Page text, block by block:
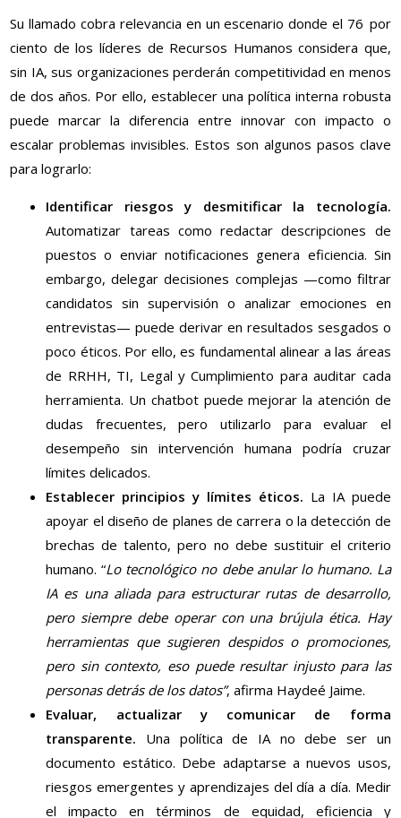
Su llamado cobra relevancia en un escenario donde el 76 por
ciento de los líderes de Recursos Humanos considera que,
sin IA, sus organizaciones perderán competitividad en menos
de dos años. Por ello, establecer una política interna robusta
puede marcar la diferencia entre innovar con impacto o
escalar problemas invisibles. Estos son algunos pasos clave
para lograrlo:
Identificar riesgos y desmitificar la tecnología.
Automatizar tareas como redactar descripciones de
puestos o enviar notificaciones genera eficiencia. Sin
embargo, delegar decisiones complejas —como filtrar
candidatos sin supervisión o analizar emociones en
entrevistas— puede derivar en resultados sesgados o
poco éticos. Por ello, es fundamental alinear a las áreas
de RRHH, TI, Legal y Cumplimiento para auditar cada
herramienta. Un chatbot puede mejorar la atención de
dudas frecuentes, pero utilizarlo para evaluar el
desempeño sin intervención humana podría cruzar
límites delicados.
Establecer principios y límites éticos. La IA puede
apoyar el diseño de planes de carrera o la detección de
brechas de talento, pero no debe sustituir el criterio
humano. “Lo tecnológico no debe anular lo humano. La
IA es una aliada para estructurar rutas de desarrollo,
pero siempre debe operar con una brújula ética. Hay
herramientas que sugieren despidos o promociones,
pero sin contexto, eso puede resultar injusto para las
personas detrás de los datos”, afirma Haydeé Jaime.
Evaluar, actualizar y comunicar de forma
transparente. Una política de IA no debe ser un
documento estático. Debe adaptarse a nuevos usos,
riesgos emergentes y aprendizajes del día a día. Medir
el impacto en términos de equidad, eficiencia y